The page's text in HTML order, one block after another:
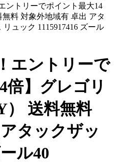
ントリーでポイント最大14
料 対象外地域有 卓出 アタ
ュック 1115917416 ズール
エントリーで
倍】グレゴリ
） 送料無料
タックザッ
ル40